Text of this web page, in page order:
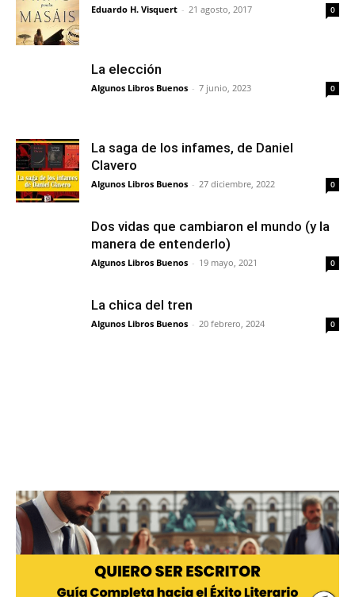
Eduardo H. Visquert - 21 agosto, 2017 0
La elección
Algunos Libros Buenos - 7 junio, 2023 0
La saga de los infames, de Daniel
Clavero
Algunos Libros Buenos - 27 diciembre, 2022 0
Dos vidas que cambiaron el mundo (y la
manera de entenderlo)
Algunos Libros Buenos - 19 mayo, 2021 0
La chica del tren
Algunos Libros Buenos - 20 febrero, 2024 0